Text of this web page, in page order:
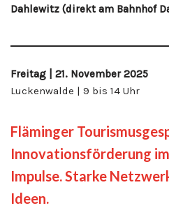
Dahlewitz (direkt am Bahnhof
Freitag | 21. November 2025
Luckenwalde | 9 bis 14 Uhr
Fläminger
Innovationsförderung
Impulse. Starke
Ideen.